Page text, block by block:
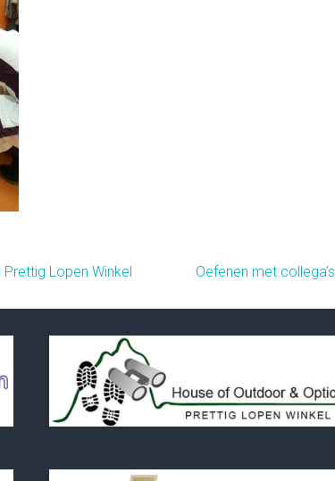
Lopen Winkel Oefenen met collega’s